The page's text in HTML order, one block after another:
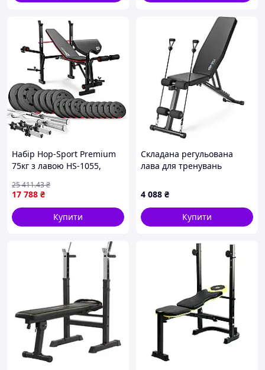
Набір Hop-Sport Premium
75кг з лавою HS-1055,
17 788 ₴
25 411.43₴
Купити
Складана регульована
лава для тренувань
еспандерами для дому
4 088 ₴
Купити